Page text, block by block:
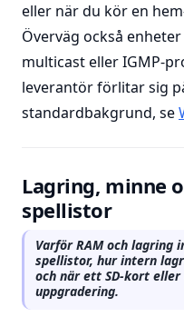
eller när du kör en
Överväg också
multicast eller IGMP-
leverantör förlitar sig
standardbakgrund, se
Lagring, minne
spellistor
Varför RAM och
spellistor, hur intern
och när ett SD-kort eller
uppgradering.